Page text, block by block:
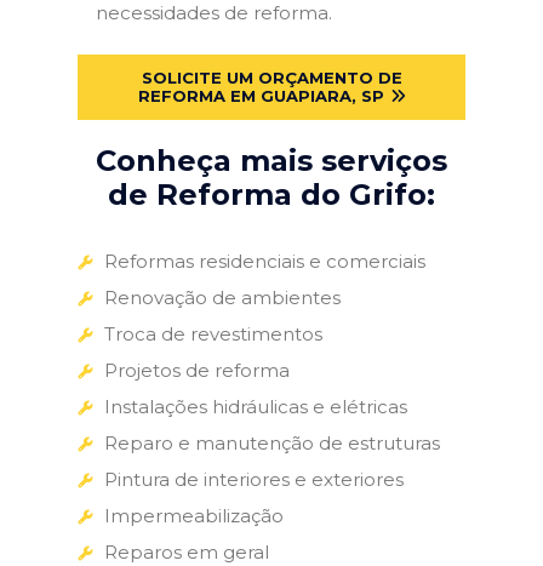
necessidades de reforma.
SOLICITE UM ORÇAMENTO DE
REFORMA EM GUAPIARA, SP
Conheça mais serviços
de Reforma do Grifo:
Reformas residenciais e comerciais
Renovação de ambientes
Troca de revestimentos
Projetos de reforma
Instalações hidráulicas e elétricas
Reparo e manutenção de estruturas
Pintura de interiores e exteriores
Impermeabilização
Reparos em geral